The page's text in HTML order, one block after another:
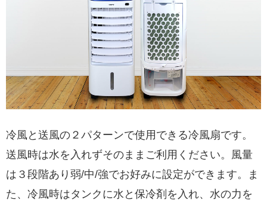
冷風と送風の２パターンで使用できる冷風扇です。
送風時は水を入れずそのままご利用ください。風量
は３段階あり弱/中/強でお好みに設定ができます。ま
た、冷風時はタンクに水と保冷剤を入れ、水の力を